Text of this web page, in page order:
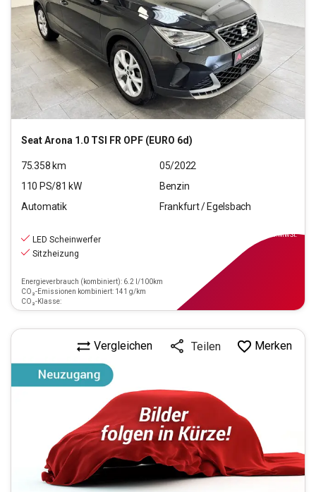
SeatArona 1.0 TSI FR OPF (EURO 6d)
75.358 km
05/2022
110 PS/81 kW
Benzin
Automatik
Frankfurt / Egelsbach
LED Scheinwerfer
Sitzheizung
Energieverbrauch (kombiniert): 6.2 l/100km
CO₂-Emissionen kombiniert: 141 g/km
CO₂-Klasse:
inkl.MwSt.
Vergleichen Teilen Merken